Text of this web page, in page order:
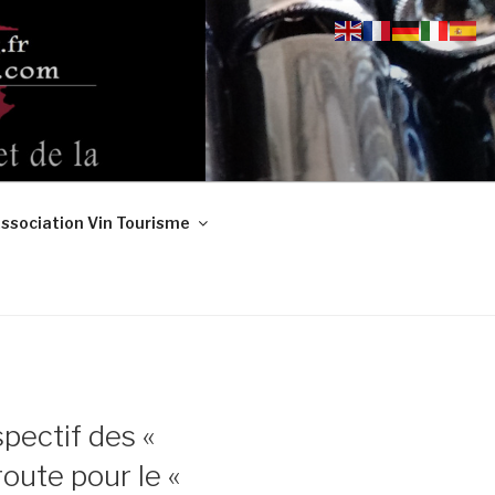
Vin Tourisme
des «
pour le «